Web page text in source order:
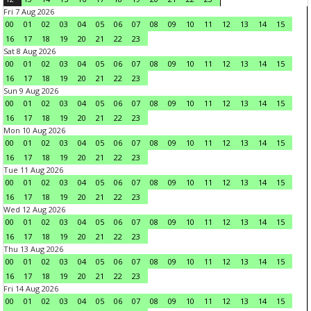
Fri 7 Aug 2026
00
01 02 03 04 05 06 07 08 09 10 11 12 13 14
15
16
17 18 19 20 21 22
23
Sat 8 Aug 2026
00
01 02 03 04 05 06 07 08 09 10 11 12 13 14
15
16
17 18 19 20 21 22
23
Sun 9 Aug 2026
00
01 02 03 04 05 06 07 08 09 10 11 12 13 14
15
16
17 18 19 20 21 22
23
Mon 10 Aug 2026
00
01 02 03 04 05 06 07 08 09 10 11 12 13 14
15
16
17 18 19 20 21 22
23
Tue 11 Aug 2026
00
01 02 03 04 05 06 07 08 09 10 11 12 13 14
15
16
17 18 19 20 21 22
23
Wed 12 Aug 2026
00
01 02 03 04 05 06 07 08 09 10 11 12 13 14
15
16
17 18 19 20 21 22
23
Thu 13 Aug 2026
00
01 02 03 04 05 06 07 08 09 10 11 12 13 14
15
16
17 18 19 20 21 22
23
Fri 14 Aug 2026
00
01 02 03 04 05 06 07 08 09 10 11 12 13 14
15